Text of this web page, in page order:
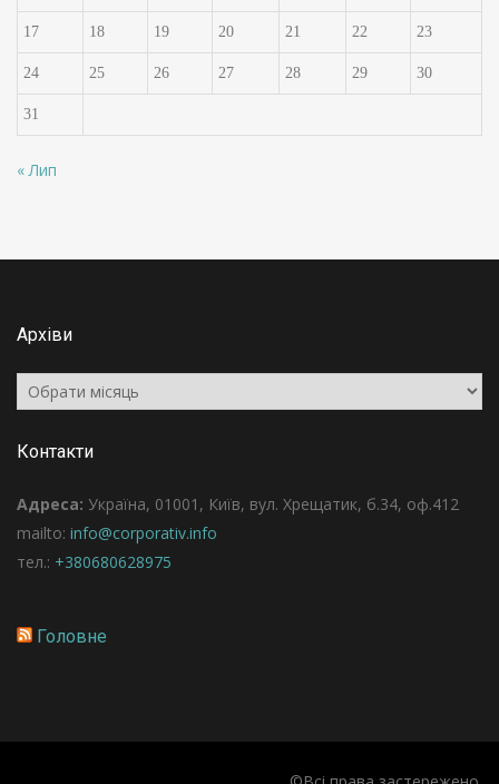
17 18 19 20 21 22 23
24 25 26 27 28 29 30
31
« Лип
Архіви
Архіви
Контакти
Адреса: Україна, 01001, Київ, вул. Хрещатик, б.34, оф.412
mailto: info@corporativ.info
тел.: +380680628975
Головне